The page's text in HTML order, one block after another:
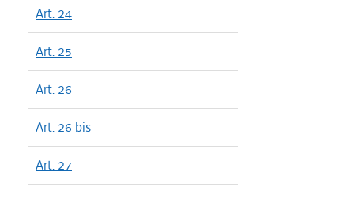
Art. 24
Art. 25
Art. 26
Art. 26 bis
Art. 27